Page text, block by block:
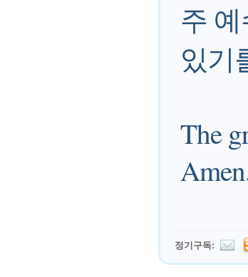
주
있기
The
정기구독: